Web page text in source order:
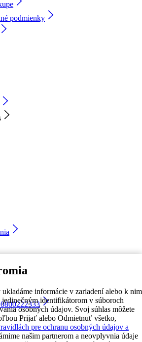
informácie v zariadení alebo k nim
identifikátorom v súboroch
osobných údajov. Svoj súhlas môžete
Prijať alebo Odmietnuť všetko,
pre ochranu osobných údajov a
našim partnerom a neovplyvnia údaje
podmienky